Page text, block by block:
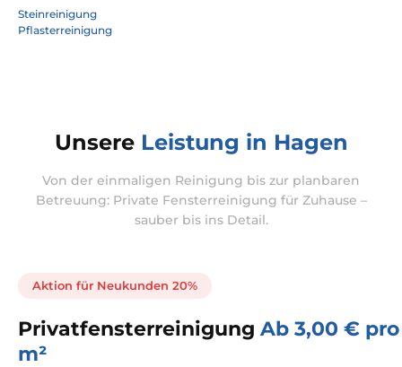
Steinreinigung
Pflasterreinigung
Unsere Leistung in Hagen
Von der einmaligen Reinigung bis zur planbaren
Betreuung: Private Fensterreinigung für Zuhause –
sauber bis ins Detail.
Aktion für Neukunden 20%
Privatfensterreinigung Ab 3,00 € pro
m²